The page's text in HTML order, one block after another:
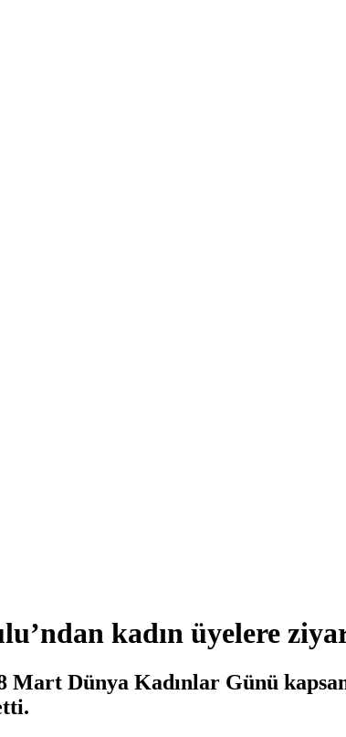
kadın üyelere
Dünya Kadınlar Günü